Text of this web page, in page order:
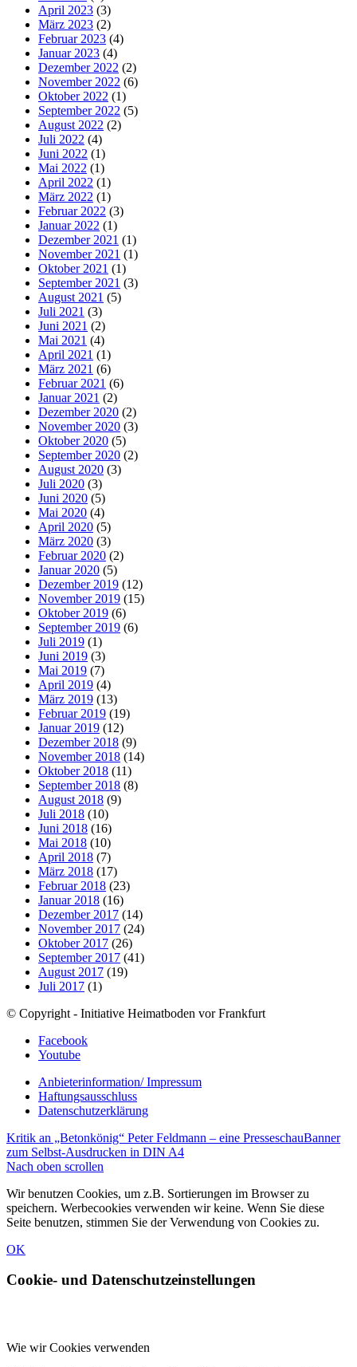
April 2023 (3)
März 2023 (2)
Februar 2023 (4)
Januar 2023 (4)
Dezember 2022 (2)
November 2022 (6)
Oktober 2022 (1)
September 2022 (5)
August 2022 (2)
Juli 2022 (4)
Juni 2022 (1)
Mai 2022 (1)
April 2022 (1)
März 2022 (1)
Februar 2022 (3)
Januar 2022 (1)
Dezember 2021 (1)
November 2021 (1)
Oktober 2021 (1)
September 2021 (3)
August 2021 (5)
Juli 2021 (3)
Juni 2021 (2)
Mai 2021 (4)
April 2021 (1)
März 2021 (6)
Februar 2021 (6)
Januar 2021 (2)
Dezember 2020 (2)
November 2020 (3)
Oktober 2020 (5)
September 2020 (2)
August 2020 (3)
Juli 2020 (3)
Juni 2020 (5)
Mai 2020 (4)
April 2020 (5)
März 2020 (3)
Februar 2020 (2)
Januar 2020 (5)
Dezember 2019 (12)
November 2019 (15)
Oktober 2019 (6)
September 2019 (6)
Juli 2019 (1)
Juni 2019 (3)
Mai 2019 (7)
April 2019 (4)
März 2019 (13)
Februar 2019 (19)
Januar 2019 (12)
Dezember 2018 (9)
November 2018 (14)
Oktober 2018 (11)
September 2018 (8)
August 2018 (9)
Juli 2018 (10)
Juni 2018 (16)
Mai 2018 (10)
April 2018 (7)
März 2018 (17)
Februar 2018 (23)
Januar 2018 (16)
Dezember 2017 (14)
November 2017 (24)
Oktober 2017 (26)
September 2017 (41)
August 2017 (19)
Juli 2017 (1)
© Copyright - Initiative Heimatboden vor Frankfurt
Facebook
Youtube
Anbieterinformation/ Impressum
Haftungsausschluss
Datenschutzerklärung
Kritik an „Betonkönig“ Peter Feldmann – eine PresseschauBanner
zum Selbst-Ausdrucken in DIN A4
Nach oben scrollen
Wir benutzen Cookies, um z.B. Sortierungen im Browser zu
speichern. Werbecookies verwenden wir keine. Wenn Sie diese
Seite benutzen, stimmen Sie der Verwendung von Cookies zu.
OK
Cookie- und Datenschutzeinstellungen
Wie wir Cookies verwenden